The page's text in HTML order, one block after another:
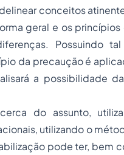
conceitos
geral e os
Possuindo
da precaução é
a possibilidade
do assunto,
utilizando o
pode ter, bem